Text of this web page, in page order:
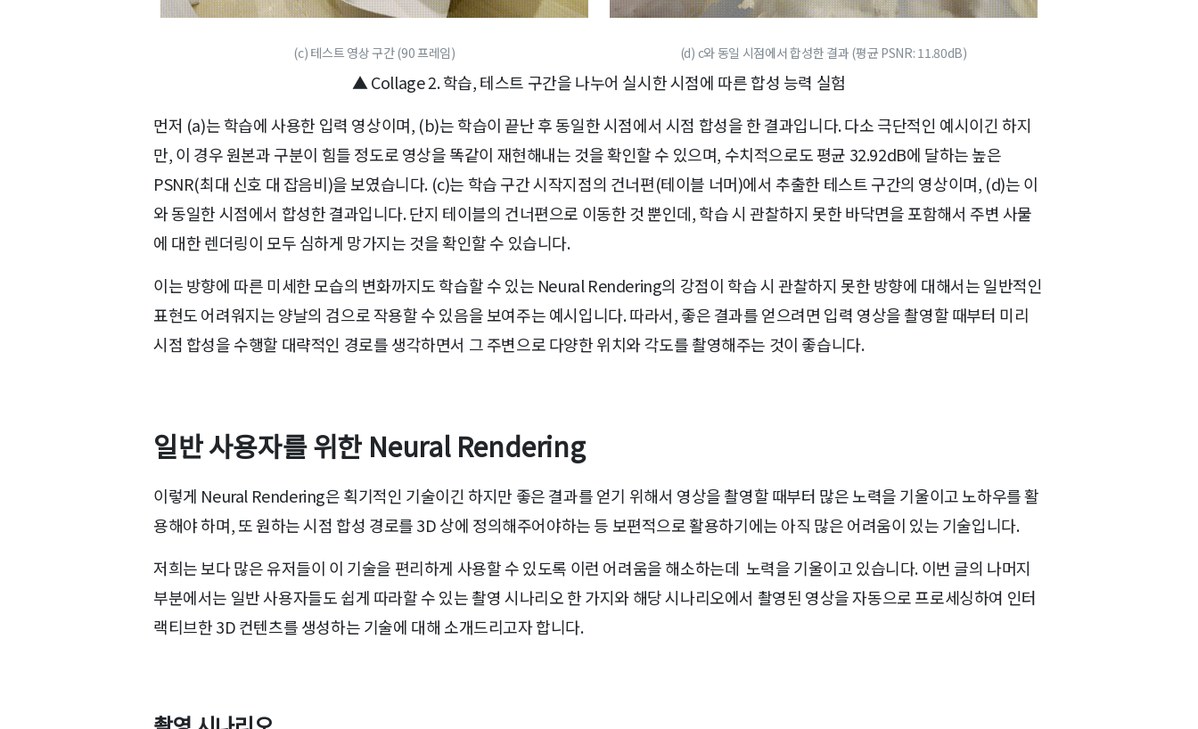
(c) 테스트 영상 구간 (90 프레임) (d) c와 동일 시점에서 합성한 결과 (평균 PSNR: 11.80dB)
▲ Collage 2. 학습, 테스트 구간을 나누어 실시한 시점에 따른 합성 능력 실험
먼저 (a)는 학습에 사용한 입력 영상이며, (b)는 학습이 끝난 후 동일한 시점에서 시점 합성을 한 결과입니다. 다소 극단적인 예시이긴 하지
만, 이 경우 원본과 구분이 힘들 정도로 영상을 똑같이 재현해내는 것을 확인할 수 있으며, 수치적으로도 평균 32.92dB에 달하는 높은
PSNR(최대 신호 대 잡음비)을 보였습니다. (c)는 학습 구간 시작지점의 건너편(테이블 너머)에서 추출한 테스트 구간의 영상이며, (d)는 이
와 동일한 시점에서 합성한 결과입니다. 단지 테이블의 건너편으로 이동한 것 뿐인데, 학습 시 관찰하지 못한 바닥면을 포함해서 주변 사물
에 대한 렌더링이 모두 심하게 망가지는 것을 확인할 수 있습니다.
이는 방향에 따른 미세한 모습의 변화까지도 학습할 수 있는 Neural Rendering의 강점이 학습 시 관찰하지 못한 방향에 대해서는 일반적인
표현도 어려워지는 양날의 검으로 작용할 수 있음을 보여주는 예시입니다. 따라서, 좋은 결과를 얻으려면 입력 영상을 촬영할 때부터 미리
시점 합성을 수행할 대략적인 경로를 생각하면서 그 주변으로 다양한 위치와 각도를 촬영해주는 것이 좋습니다.
일반 사용자를 위한 Neural Rendering
이렇게 Neural Rendering은 획기적인 기술이긴 하지만 좋은 결과를 얻기 위해서 영상을 촬영할 때부터 많은 노력을 기울이고 노하우를 활
용해야 하며, 또 원하는 시점 합성 경로를 3D 상에 정의해주어야하는 등 보편적으로 활용하기에는 아직 많은 어려움이 있는 기술입니다.
저희는 보다 많은 유저들이 이 기술을 편리하게 사용할 수 있도록 이런 어려움을 해소하는데 노력을 기울이고 있습니다. 이번 글의 나머지
부분에서는 일반 사용자들도 쉽게 따라할 수 있는 촬영 시나리오 한 가지와 해당 시나리오에서 촬영된 영상을 자동으로 프로세싱하여 인터
랙티브한 3D 컨텐츠를 생성하는 기술에 대해 소개드리고자 합니다.